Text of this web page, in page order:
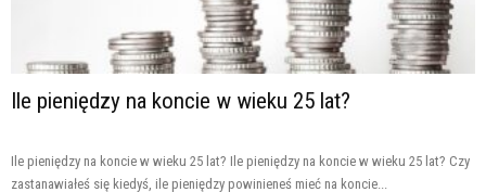
Ile pieniędzy na koncie w wieku 25 lat?
Ile pieniędzy na koncie w wieku 25 lat? Ile pieniędzy na koncie w wieku 25 lat? Czy
zastanawiałeś się kiedyś, ile pieniędzy powinieneś mieć na koncie...